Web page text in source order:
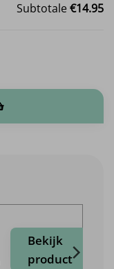
Subtotale€14.95
Bekijk
product